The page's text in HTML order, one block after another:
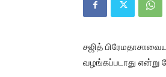
சஜித்
வழங்கப்படாது என்று